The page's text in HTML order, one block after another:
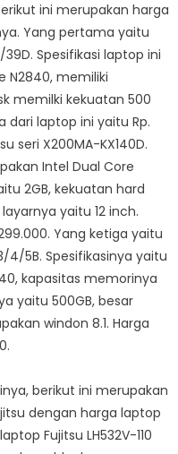
ini merupakan harga
Yang pertama yaitu
Spesifikasi laptop ini
N2840, memiliki
memilki kekuatan 500
dari laptop ini yaitu Rp.
seri X200MA-KX140D.
Intel Dual Core
2GB, kekuatan hard
yaitu 12 inch.
Yang ketiga yaitu
4/5B. Spesifikasinya yaitu
kapasitas memorinya
yaitu 500GB, besar
windon 8.1. Harga
berikut ini merupakan
dengan harga laptop
Fujitsu LH532V-110